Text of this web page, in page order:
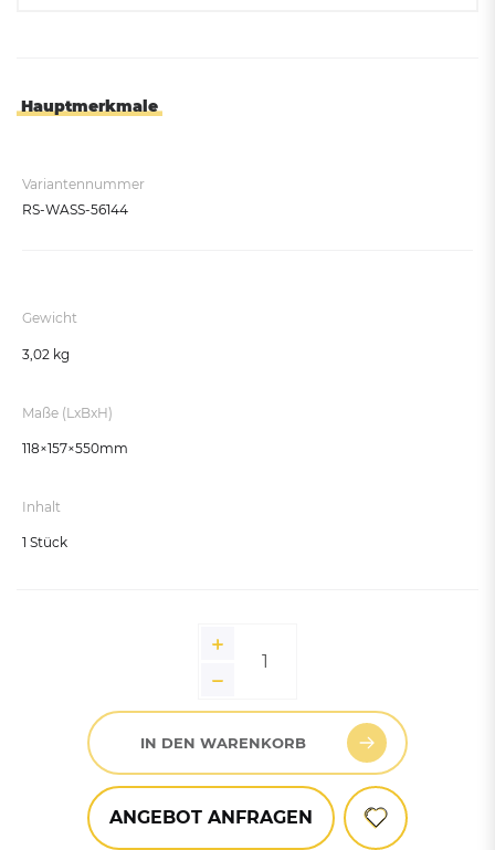
Anthrazitgrau matt RAL 7016
Hauptmerkmale
Variantennummer
RS-WASS-56144
Gewicht
3,02 kg
Maße (LxBxH)
118×157×550mm
Inhalt
1 Stück
IN DEN WARENKORB
ANGEBOT ANFRAGEN